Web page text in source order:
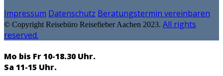
Impressum Datenschutz Beratungstermin vereinbaren
© Copyright Reisebüro Reisefieber Aachen 2023. All rights
reserved.
Mo bis Fr 10-18.30 Uhr.
Sa 11-15 Uhr.